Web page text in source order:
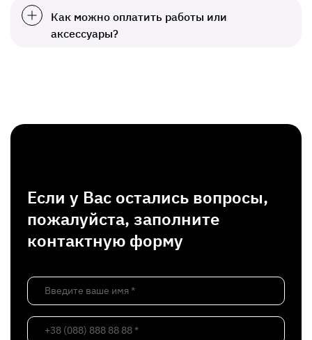
Как можно оплатить работы или
аксессуары?
Если у Вас остались вопросы,
пожалуйста, заполните
контактную форму
Введите ваше имя *
+38 (088) 888 88 88 *